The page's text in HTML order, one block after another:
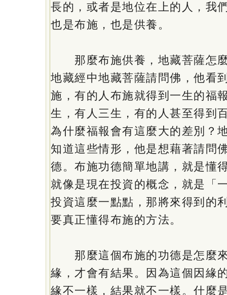
長的，或者是地位在上的人，我
也是布施，也是供養。
那麼布施供養，地藏菩薩怎
地藏經中地藏菩薩請問佛，他看
施，有的人布施就得到一生的福
生，有人三生，有的人甚至得到
為什麼福報會有這麼大的差別？
知道這些情形，他是想藉著請問
德。布施功德簡單地講，就是懂
就像是現在投資的概念，就是「
投資這麼一點點，那將來得到的
要真正懂得布施的方法。
那麼這個布施的功德是怎麼
緣，才會有結果。因為這個因緣
緣不一樣，結果就不一樣。什麼